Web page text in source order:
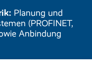
Planung und
(PROFINET,
Anbindung